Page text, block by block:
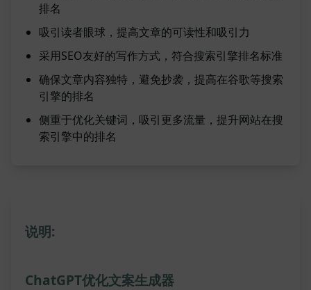
排名
吸引读者眼球，提高文章的可读性和吸引力
采用SEO友好的写作方式，符合搜索引擎排名标准
确保文章内容独特，避免抄袭，提高在谷歌等搜索
引擎的排名
侧重于优化关键词，吸引更多流量，提升网站在搜
索引擎中的排名
说明:
ChatGPT优化文案生成器